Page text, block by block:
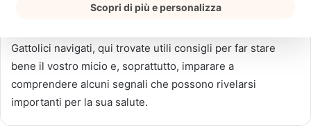
sezione del sito una serie di articoli interessanti proprio
Gattolici navigati, qui trovate utili consigli per far stare
bene il vostro micio e, soprattutto, imparare a
comprendere alcuni segnali che possono rivelarsi
importanti per la sua salute.
Scopri di più e personalizza